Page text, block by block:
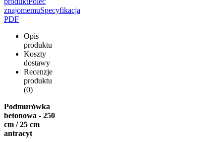
znajomemuSpecyfikacja
PDF
Opis
produktu
Koszty
dostawy
Recenzje
produktu
(0)
Podmurówka
betonowa - 250
cm / 25 cm
antracyt